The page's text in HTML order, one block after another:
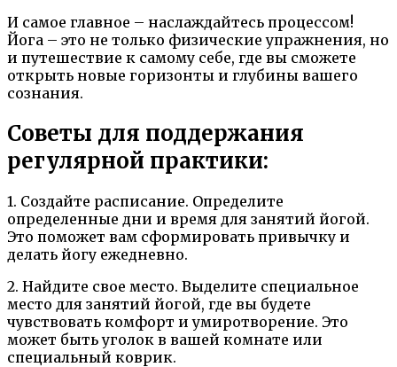
И самое главное – наслаждайтесь процессом!
Йога – это не только физические упражнения, но
и путешествие к самому себе, где вы сможете
открыть новые горизонты и глубины вашего
сознания.
Советы для поддержания
регулярной практики:
1. Создайте расписание. Определите
определенные дни и время для занятий йогой.
Это поможет вам сформировать привычку и
делать йогу ежедневно.
2. Найдите свое место. Выделите специальное
место для занятий йогой, где вы будете
чувствовать комфорт и умиротворение. Это
может быть уголок в вашей комнате или
специальный коврик.